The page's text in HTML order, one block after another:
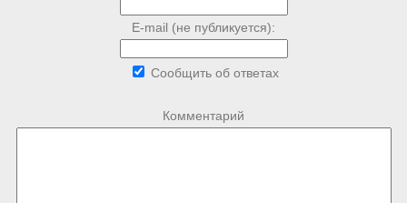
E-mail (не публикуется):
Сообщить об ответах
Комментарий